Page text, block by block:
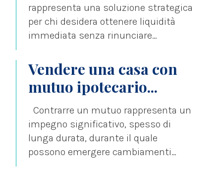
rappresenta una soluzione strategica
per chi desidera ottenere liquidità
immediata senza rinunciare
proprio immobile....
Vendere una casa con
mutuo ipotecario...
Contrarre un mutuo rappresenta un
impegno significativo, spesso di
lunga durata, durante il quale
possono emergere cambiamenti